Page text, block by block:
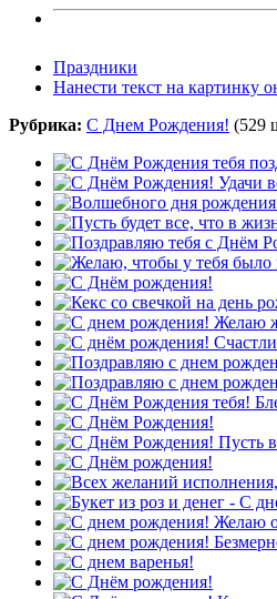
Праздники
Нанести текст на картинку
Рубрика: С Днем Рождения! (529